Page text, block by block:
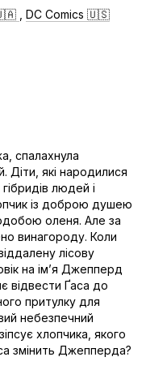
DC Comics 🇺🇸
спалахнула
які народилися
людей і
із доброю душею
оленя. Але за
винагороду. Коли
лісову
на ім’я Джепперд
відвести Ґаса до
притулку для
небезпечний
хлопчика, якого
змінить Джепперда?